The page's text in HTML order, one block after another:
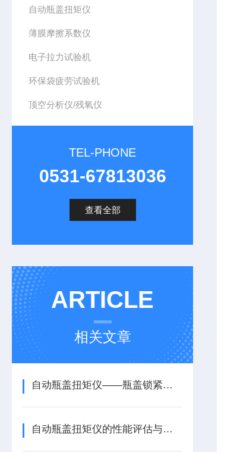
自动瓶盖扭矩仪
薄膜摩擦系数仪
电子拉力试验机
环保袋疲劳试验机
顶空分析仪/残氧仪
TEL-PHONE
0531-67813036
查看全部
ARTICLE
相关文章
自动瓶盖扭矩仪——瓶盖锁紧质量的量化检测设备
自动瓶盖扭矩仪的性能评估与精准控制